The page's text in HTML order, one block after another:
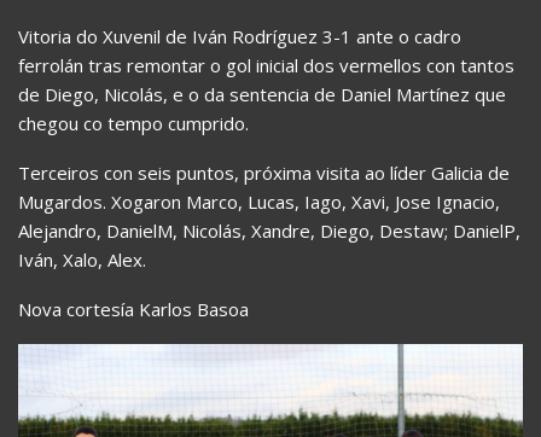
Vitoria do Xuvenil de Iván Rodríguez 3-1 ante o cadro
ferrolán tras remontar o gol inicial dos vermellos con tantos
de Diego, Nicolás, e o da sentencia de Daniel Martínez que
chegou co tempo cumprido.
Terceiros con seis puntos, próxima visita ao líder Galicia de
Mugardos. Xogaron Marco, Lucas, Iago, Xavi, Jose Ignacio,
Alejandro, DanielM, Nicolás, Xandre, Diego, Destaw; DanielP,
Iván, Xalo, Alex.
Nova cortesía Karlos Basoa